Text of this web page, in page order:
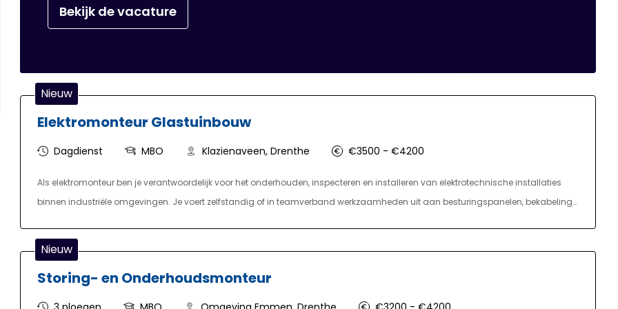
Bekijk de vacature
Nieuw
Elektromonteur Glastuinbouw
Dagdienst MBO Klazienaveen, Drenthe €3500 - €4200
Als elektromonteur ben je verantwoordelijk voor het onderhouden, inspecteren en installeren van elektrotechnische installaties
binnen industriële omgevingen. Je voert zelfstandig of in teamverband werkzaamheden uit aan besturingspanelen, bekabeling
aan het verbeteren van installaties. Je bent regelmatig betrokken bij het ombouwen of uitbreiden van systemen en speelt een
belangrijke rol in het waarborgen van de veiligheid. Ook voer je inspecties en metingen uit volgens geldende normen. Je werkt
gestructureerd en houdt je administratie netjes bij.
Nieuw
Storing- en Onderhoudsmonteur